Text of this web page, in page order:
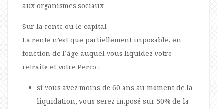
aux organismes sociaux
Sur la rente ou le capital
La rente n’est que partiellement imposable, en
fonction de l’âge auquel vous liquidez votre
retraite et votre Perco :
si vous avez moins de 60 ans au moment de la
liquidation, vous serez imposé sur 50% de la